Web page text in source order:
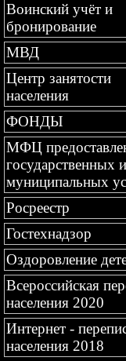
Воинский учёт и
бронирование
МВД
Центр занятости
населения
ФОНДЫ
МФЦ
государственных и
муниципальных
Росреестр
Гостехнадзор
Оздоровление
Всероссийская
населения 2020
Интернет -
населения 2018